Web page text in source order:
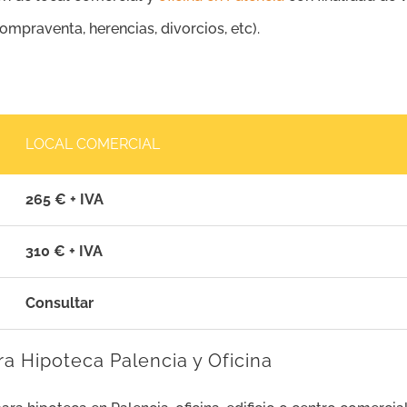
herencias, divorcios, etc).
LOCAL COMERCIAL
265 € + IVA
310 € + IVA
Consultar
Hipoteca Palencia y Oficina